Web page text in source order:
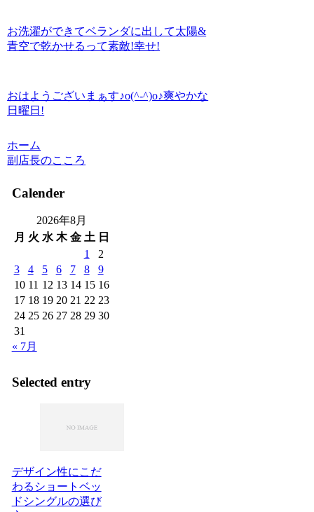
お洗濯ができてベランダに出して太陽&
青空で乾かせるって素敵!幸せ!
おはようございまぁす♪o(^-^)o♪爽やかな
日曜日!
ホーム
副店長のこころ
Calender
2026年8月
月 火 水 木 金 土 日
1
2
3
4 5 6 7 8
9
10 11 12 13 14 15 16
17 18 19 20 21 22 23
24 25 26 27 28 29 30
31
« 7月
Selected entry
デザイン性にこだ
わるショートベッ
ドシングルの選び